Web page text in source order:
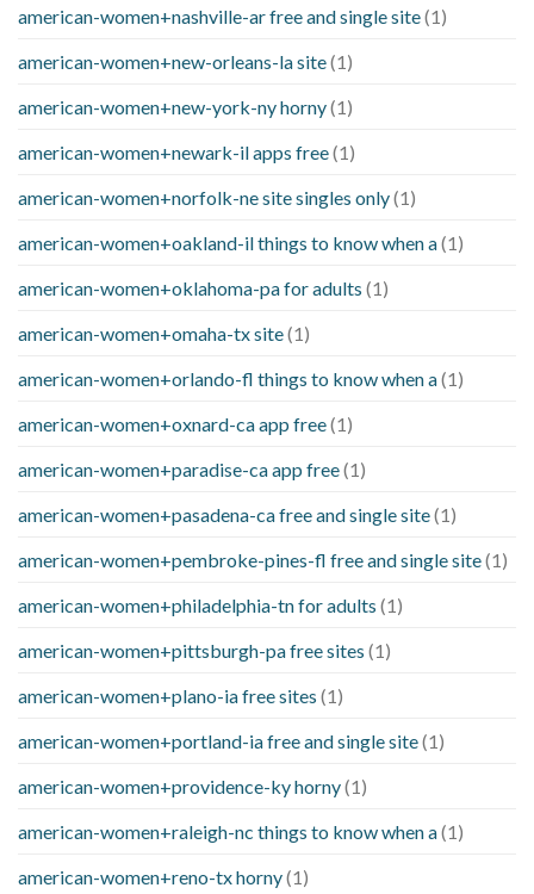
american-women+nashville-ar free and single site(1)
american-women+new-orleans-la site(1)
american-women+new-york-ny horny(1)
american-women+newark-il apps free(1)
american-women+norfolk-ne site singles only(1)
american-women+oakland-il things to know when a(1)
american-women+oklahoma-pa for adults (1)
american-women+omaha-tx site(1)
american-women+orlando-fl things to know when a(1)
american-women+oxnard-ca app free(1)
american-women+paradise-ca app free(1)
american-women+pasadena-ca free and single site(1)
american-women+pembroke-pines-fl free and single site(1)
american-women+philadelphia-tn for adults (1)
american-women+pittsburgh-pa free sites (1)
american-women+plano-ia free sites (1)
american-women+portland-ia free and single site(1)
american-women+providence-ky horny(1)
american-women+raleigh-nc things to know when a(1)
american-women+reno-tx horny(1)